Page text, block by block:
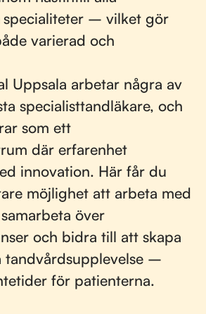
specialiteter – vilket gör
varierad och
Uppsala arbetar några av
specialisttandläkare, och
som ett
där erfarenhet
innovation. Här får du
möjlighet att arbeta med
över
och bidra till att skapa
tandvårdsupplevelse –
för patienterna.